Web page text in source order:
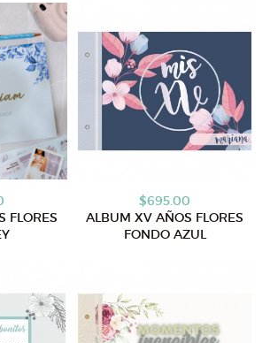
FLORES
$695.00
ALBUM XV AÑOS FLORES
FONDO AZUL